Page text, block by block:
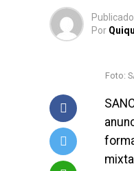
Publicado
Por
Foto: